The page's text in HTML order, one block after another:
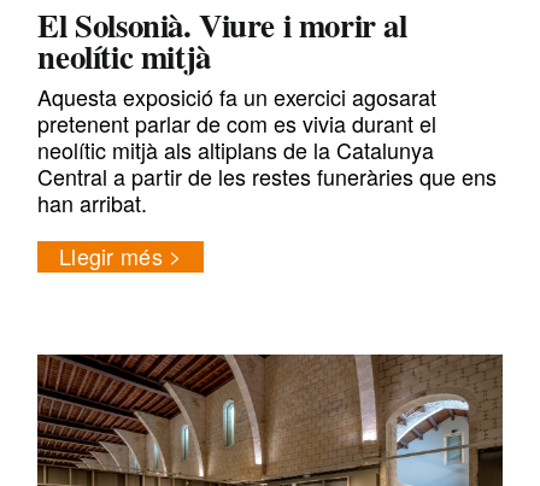
El Solsonià. Viure i morir al
neolític mitjà
Aquesta exposició fa un exercici agosarat
pretenent parlar de com es vivia durant el
neolític mitjà als altiplans de la Catalunya
Central a partir de les restes funeràries que ens
han arribat.
Llegir més